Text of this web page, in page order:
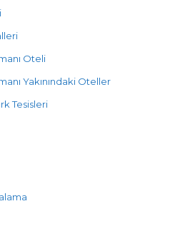
Oteli
Yakınındaki Oteller
Tesisleri